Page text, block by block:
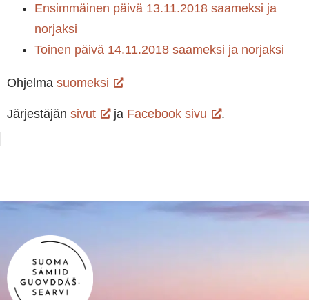
Ensimmäinen päivä 13.11.2018 saameksi ja
norjaksi
Toinen päivä 14.11.2018 saameksi ja norjaksi
Ohjelma suomeksi
Järjestäjän sivut ja Facebook sivu .